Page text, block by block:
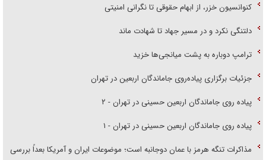
کنوانسیون خزر، از ابهام حقوقی تا نگرانی امنیتی
دلتنگی نکرد و در مسیر جهاد تا شهادت ماند
ترامپ دوباره به پشت میانجی‌ها خزید
جزئیات برگزاری پیاده‌روی جاماندگان اربعین در تهران
پیاده روی جاماندگان اربعین حسینی در تهران - ۲
پیاده روی جاماندگان اربعین حسینی در تهران - ۱
مذاکرات تنگه هرمز با عمان دوجانبه است؛ موضوعات ایران و آمریکا بعداً بررسی